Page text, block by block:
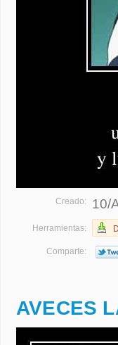
Creado: 10/
Herramientas:
Comparte:
AVECES